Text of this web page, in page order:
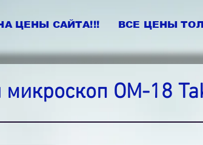
ЦЕНЫ САЙТА!!! ВСЕ ЦЕНЫ
ОМ-18